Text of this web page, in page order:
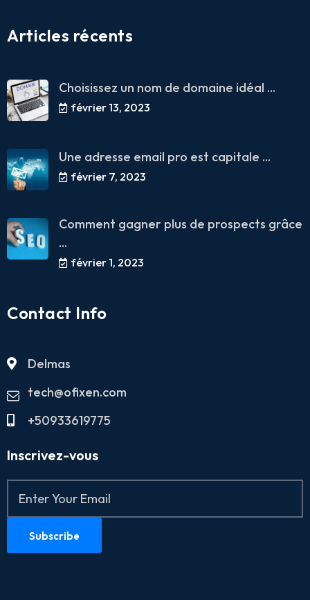
Articles récents
Choisissez un nom de domaine idéal ...
février 13, 2023
Une adresse email pro est capitale ...
février 7, 2023
Comment gagner plus de prospects grâce
...
février 1, 2023
Contact Info
Delmas
tech@ofixen.com
+50933619775
Inscrivez-vous